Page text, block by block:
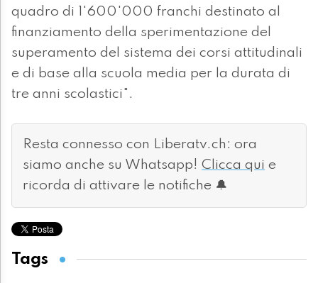
quadro di 1'600'000 franchi destinato al
finanziamento della sperimentazione del
superamento del sistema dei corsi attitudinali
e di base alla scuola media per la durata di
tre anni scolastici".
Resta connesso con Liberatv.ch: ora
siamo anche su Whatsapp! Clicca qui e
ricorda di attivare le notifiche 🔔
Tags